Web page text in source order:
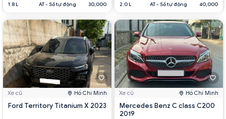
1.8 L AT - Số tự động 30,000
Xe cũ Hồ Chí Minh
Ford Territory Titanium X 2023
2.0 L AT - Số tự động 40,000
Xe cũ Hồ Chí Minh
Mercedes Benz C class C200
2019